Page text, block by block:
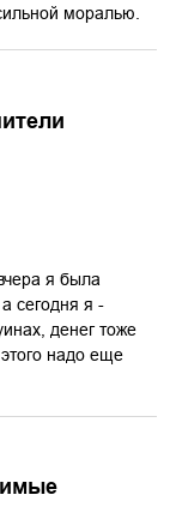
моралью.
я была
сегодня я -
денег тоже
надо еще